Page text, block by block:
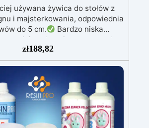
używana żywica do stołów z
i majsterkowania, odpowiednia
do 5 cm.
Bardzo niska
bezpieczną pracę bez
Odporna na zarysowania i
filtrom UV i wysokiej jakości
i zapewniająca gładkie
Bezpieczna i nietoksyczna,
BPA/VOC, certyfikowana do
kontaktu ze skórą.
zł188,82